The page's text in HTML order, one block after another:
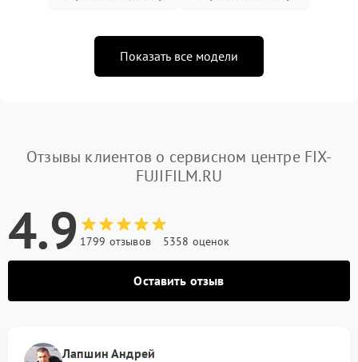
Показать все модели
Отзывы клиентов о сервисном центре FIX-
FUJIFILM.RU
4.9 1799 отзывов 5358 оценок
Оставить отзыв
Лапшин Андрей